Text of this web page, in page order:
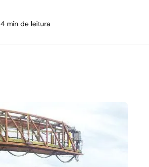
4 min de leitura